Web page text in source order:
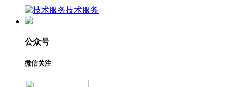
技术服务
公众号
微信关注